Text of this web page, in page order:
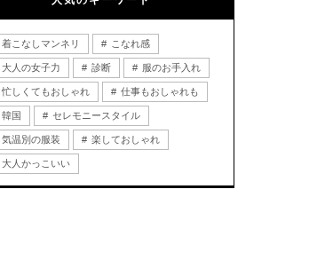
着こなしマンネリ こなれ感
大人の女子力 診断 服のお手入れ
忙しくてもおしゃれ 仕事もおしゃれも
韓国 セレモニースタイル
気温別の服装 楽しておしゃれ
大人かっこいい